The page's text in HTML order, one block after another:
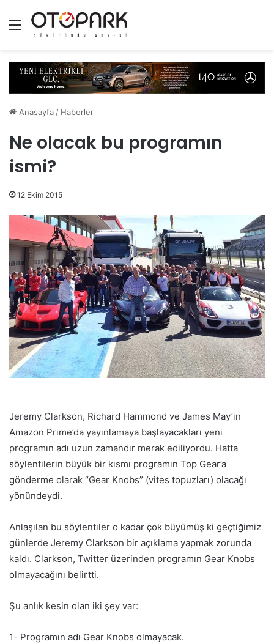
Menü
Anasayfa / Haberler
Ne olacak bu programın
ismi?
12 Ekim 2015
Jeremy Clarkson, Richard Hammond ve James May’in
Amazon Prime’da yayınlamaya başlayacakları yeni
programın adı uzun zamandır merak ediliyordu. Hatta
söylentilerin büyük bir kısmı programın Top Gear’a
gönderme olarak “Gear Knobs” (vites topuzları) olacağı
yönündeydi.
Anlaşılan bu söylentiler o kadar çok büyümüş ki geçtiğimiz
günlerde Jeremy Clarkson bir açıklama yapmak zorunda
kaldı. Clarkson, Twitter üzerinden programın Gear Knobs
olmayacağını belirtti.
Şu anlık kesin olan iki şey var:
1- Programın adı Gear Knobs olmayacak.